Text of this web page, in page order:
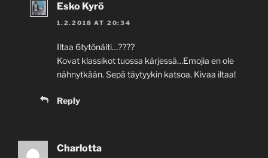
Esko Kyrö
1.2.2018 AT 20:34
Iltaa 6tytönäiti…????
Kovat klassikot tuossa kärjessä…Emojia en ole
nähnytkään. Sepä täytyykin katsoa. Kivaa iltaa!
Reply
Charlotta